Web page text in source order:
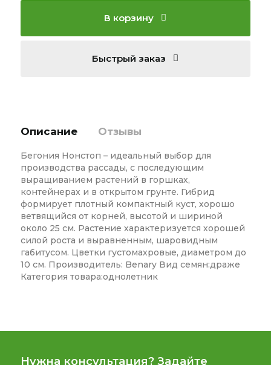
В корзину
Быстрый заказ
Описание Отзывы
Бегония Нонстоп – идеальный выбор для
производства рассады, с последующим
выращиванием растений в горшках,
контейнерах и в открытом грунте. Гибрид
формирует плотный компактный куст, хорошо
ветвящийся от корней, высотой и шириной
около 25 см. Растение характеризуется хорошей
силой роста и выравненным, шаровидным
габитусом. Цветки густомахровые, диаметром до
10 см. Производитель: Benary Вид семян:драже
Категория товара:однолетник
Нужна консультация? Задайте